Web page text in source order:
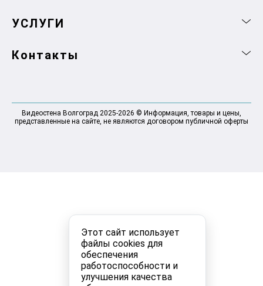
Этот сайт использует
файлы cookies для
обеспечения
работоспособности и
улучшения качества
УСЛУГИ
Контакты
Видеостена Волгоград 2025-2026 © Информация, товары и цены,
представленные на сайте, не являются договором публичной оферты